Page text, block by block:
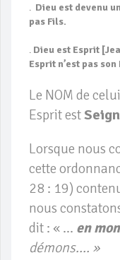
. Dieu est devenu
pas Fils.
. Dieu est Esprit
Esprit n’est pas son
Le NOM de
Esprit est
Lorsque nous
cette
28 : 19)
nous
dit : « … en
démons…. »